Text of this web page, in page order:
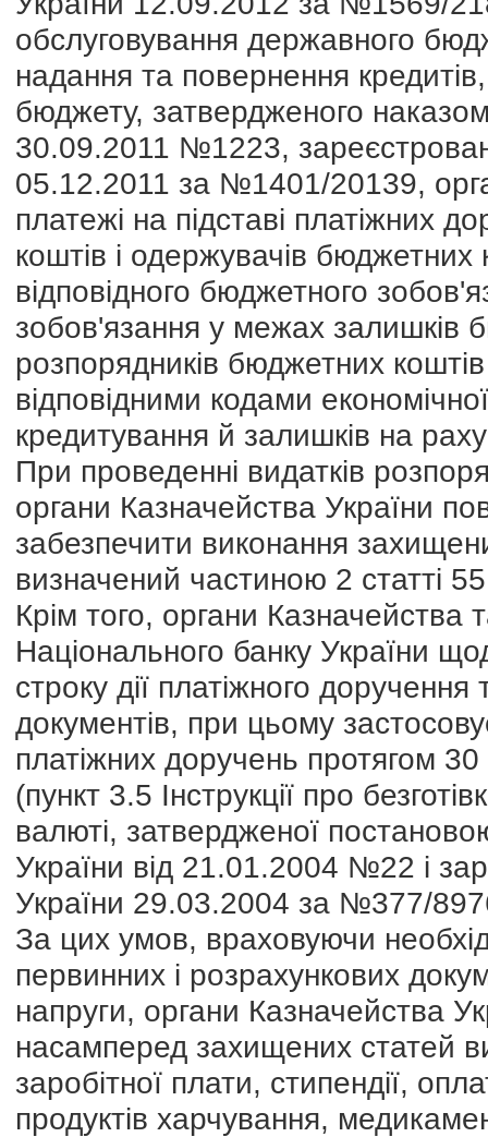
обслуговування державного
надання та повернення
бюджету, затвердженого наказом
30.09.2011 №1223,
05.12.2011 за №1401/20139,
платежі на підставі платіжних
коштів і одержувачів бюджетних
відповідного бюджетного
зобов'язання у межах залишків
розпорядників бюджетних
відповідними кодами
кредитування й залишків на
При проведенні видатків
органи Казначейства України
забезпечити виконання
визначений частиною 2 статті
Крім того, органи
Національного банку України
строку дії платіжного
документів, при цьому
платіжних доручень протягом
(пункт 3.5 Інструкції про
валюті, затвердженої
України від 21.01.2004 №22 і
України 29.03.2004 за №377/
За цих умов, враховуючи
первинних і розрахункових
напруги, органи Казначейства
насамперед захищених статей
заробітної плати, стипендії,
продуктів харчування,